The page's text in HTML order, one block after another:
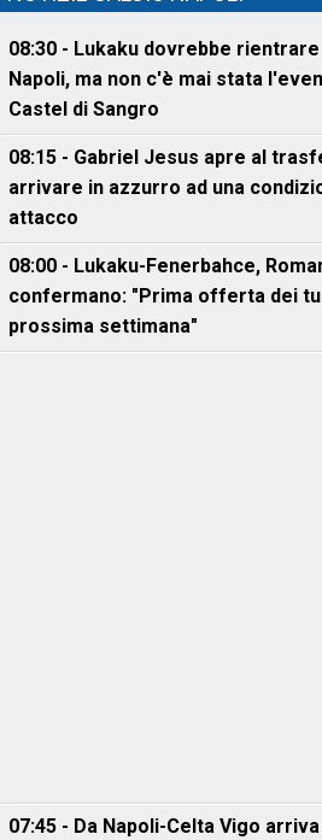
08:30 - Lukaku dovrebbe
Napoli, ma non c'è mai stata
Castel di Sangro
08:15 - Gabriel Jesus apre al
arrivare in azzurro ad una
attacco
08:00 - Lukaku-Fenerbahce,
confermano: "Prima offerta dei
prossima settimana"
07:45 - Da Napoli-Celta Vigo